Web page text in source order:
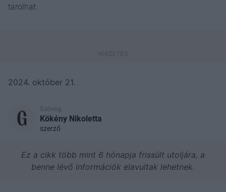
tarolhat.
2024. október 21.
Szöveg:
Kökény Nikoletta
szerző
Ez a cikk több mint 6 hónapja frissült utoljára, a
benne lévő információk elavultak lehetnek.